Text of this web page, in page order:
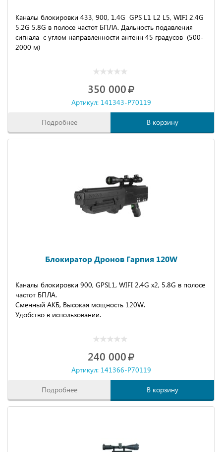
Каналы блокировки 433, 900, 1.4G GPS L1 L2 L5, WIFI 2.4G
5.2G 5.8G в полосе частот БПЛА. Дальность подавления
сигнала с углом направленности антенн 45 градусов (500-
2000 м)
350 000
Артикул: 141343-P70119
Подробнее В корзину
Блокиратор Дронов Гарпия 120W
Каналы блокировки 900, GPSL1, WIFI 2.4G х2, 5.8G в полосе
частот БПЛА.
Сменный АКБ, Высокая мощность 120W.
Удобство в использовании.
240 000
Артикул: 141366-P70119
Подробнее В корзину